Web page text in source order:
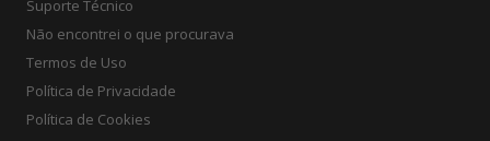
Suporte Técnico
Não encontrei o que procurava
Termos de Uso
Política de Privacidade
Política de Cookies